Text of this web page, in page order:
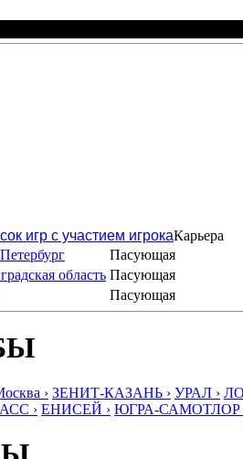
игр с участием игрокаКарьера
Пасующая
область Пасующая
Пасующая
› ЗЕНИТ-КАЗАНЬ › УРАЛ ›
› ЕНИСЕЙ › ЮГРА-САМОТЛОР